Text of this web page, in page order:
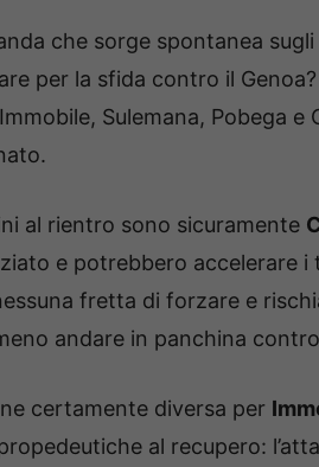
che sorge spontanea
per la sfida contro il
Sulemana, Pobega
al rientro sono sicuramente
e potrebbero accelerare i
fretta di forzare e
andare in panchina contro
certamente diversa per
al recupero: